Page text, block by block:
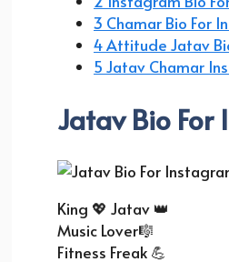
3 Chamar Bio For
4 Attitude Jatav
5 Jatav Chamar
Jatav Bio For
King 💖 Jatav 👑
Music Lover🎼
Fitness Freak 💪